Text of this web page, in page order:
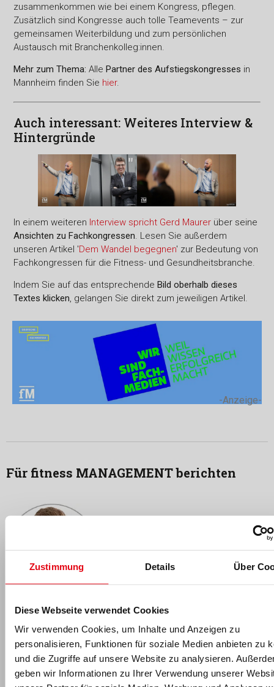
Zustimmung Details Über
Diese Webseite verwendet Cookies
Wir verwenden Cookies, um Inhalte und Anzeigen zu
personalisieren, Funktionen für soziale Medien anbieten zu
und die Zugriffe auf unsere Website zu analysieren.
geben wir Informationen zu Ihrer Verwendung unserer
zusammenkommen wie bei einem Kongress, pflegen.
Zusätzlich sind Kongresse auch tolle Teamevents – zur
gemeinsamen Weiterbildung und zum persönlichen
Austausch mit Branchenkolleg:innen.
Mehr zum Thema: Alle Partner des Aufstiegskongresses in
Mannheim finden Sie hier.
Auch interessant: Weiteres Interview &
Hintergründe
In einem weiteren Interview spricht Gerd Maurer über seine
Ansichten zu Fachkongressen. Lesen Sie außerdem
unseren Artikel 'Dem Wandel begegnen' zur Bedeutung von
Fachkongressen für die Fitness- und Gesundheitsbranche.
Indem Sie auf das entsprechendeBild oberhalb dieses
Textes klicken, gelangen Sie direkt zum jeweiligen Artikel.
-Anzeige-
Für fitness MANAGEMENT berichten
Florian Schmidt
Redaktionsteams und leitet die Wissenschaftsredaktion: Nach
seinem Hotelmanagement-Studium an derHotelfachschule
Zürich und mehreren Jahren Führungserfahrung in der
internationalen Sport- und Wellnesshotellerie absolvierte der